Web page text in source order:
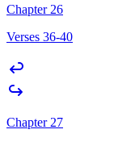
Chapter 26
Verses 36-40
Chapter 27